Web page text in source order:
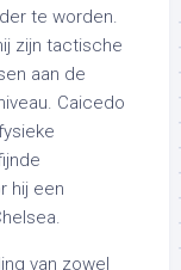
te worden.
zijn tactische
aan de
Caicedo
hij een
van zowel